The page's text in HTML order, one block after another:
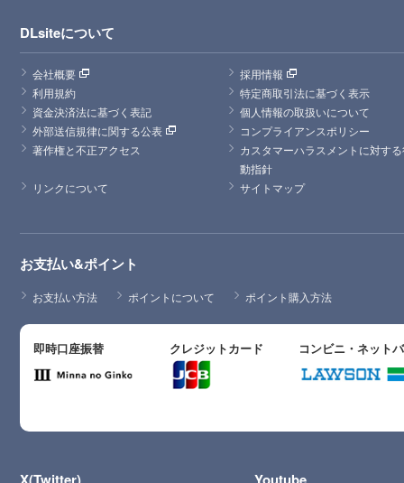
DLsiteについて
会社概要
採用情報
利用規約
特定商取引法に基づく表示
資金決済法に基づく表記
個人情報の取扱いについて
外部送信規律に関する公表
コンプライアンスポリシー
著作権と不正アクセス
カスタマーハラスメントに対す
動指針
リンクについて
サイトマップ
お支払い&ポイント
お支払い方法 ポイントについて ポイント購入方法
即時口座振替 クレジットカード コンビニ・ネット